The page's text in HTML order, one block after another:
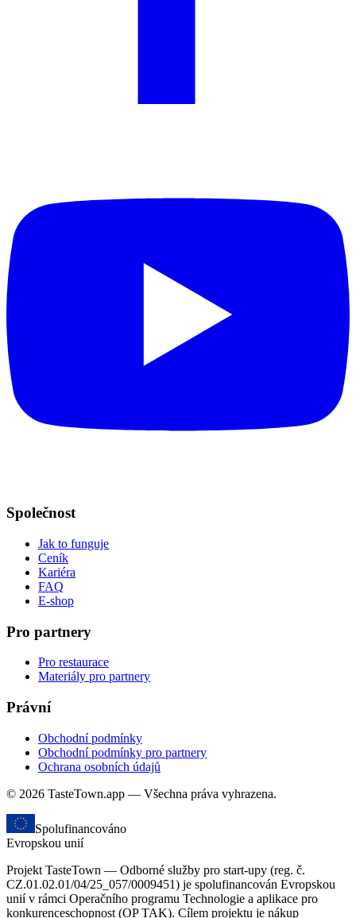
Společnost
Jak to funguje
Ceník
Kariéra
FAQ
E-shop
Pro partnery
Pro restaurace
Materiály pro partnery
Právní
Obchodní podmínky
Obchodní podmínky pro partnery
Ochrana osobních údajů
© 2026 TasteTown.app — Všechna práva vyhrazena.
Spolufinancováno
Evropskou unií
Projekt TasteTown — Odborné služby pro start-upy (reg. č.
CZ.01.02.01/04/25_057/0009451) je spolufinancován Evropskou
unií v rámci Operačního programu Technologie a aplikace pro
konkurenceschopnost (OP TAK). Cílem projektu je nákup